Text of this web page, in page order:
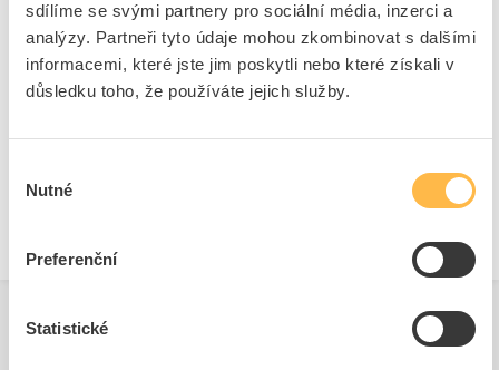
sdílíme se svými partnery pro sociální média, inzerci a
analýzy. Partneři tyto údaje mohou zkombinovat s dalšími
informacemi, které jste jim poskytli nebo které získali v
důsledku toho, že používáte jejich služby.
souhlasu
Nutné
Preferenční
Statistické
Ke stažení